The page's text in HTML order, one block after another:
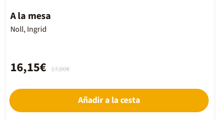
A la mesa
Noll, Ingrid
17,00€
16,15€
Añadir a la cesta